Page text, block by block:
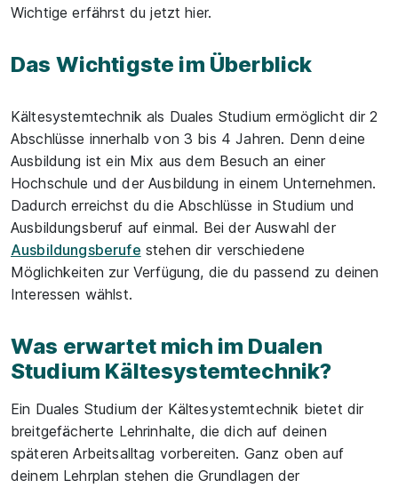
Wichtige erfährst du jetzt hier.
Das Wichtigste im Überblick
Kältesystemtechnik als Duales Studium ermöglicht dir 2
Abschlüsse innerhalb von 3 bis 4 Jahren. Denn deine
Ausbildung ist ein Mix aus dem Besuch an einer
Hochschule und der Ausbildung in einem Unternehmen.
Dadurch erreichst du die Abschlüsse in Studium und
Ausbildungsberuf auf einmal. Bei der Auswahl der
Ausbildungsberufe stehen dir verschiedene
Möglichkeiten zur Verfügung, die du passend zu deinen
Interessen wählst.
Was erwartet mich im Dualen
Studium Kältesystemtechnik?
Ein Duales Studium der Kältesystemtechnik bietet dir
breitgefächerte Lehrinhalte, die dich auf deinen
späteren Arbeitsalltag vorbereiten. Ganz oben auf
deinem Lehrplan stehen die Grundlagen der